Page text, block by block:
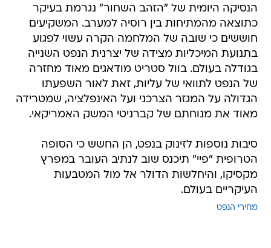
הנסיקה היומית של "הזהב השחור" נגרמת בעיקר
כתוצאה מהמתיחות בין רוסיה למערב. המשקיעים
חוששים כי שובה של המלחמה הקרה עשוי לפגוע
בתנועת המיכליות מצידה של יצרנית הנפט השנייה
בגודלה בעולם. בוול סטריט מודאגים מאוד מחזרה
של הנפט לתוואי של עליות, זאת לאור השפעתו
הגדולה על המגזר הצרכני ועל האינפלציה, שמטרידה
מאוד את מנוחתם של קברניטי המשק האמריקאי.
סיבות נוספות לזינוק בנפט, הן החשש כי הסופה
הטרופית "פיי" תיכנס שוב לנתיב העובר במפרץ
מקסיקו, והיחלשות הדולר אל מול המטבעות
העיקריים בעולם.
מחירי הנפט